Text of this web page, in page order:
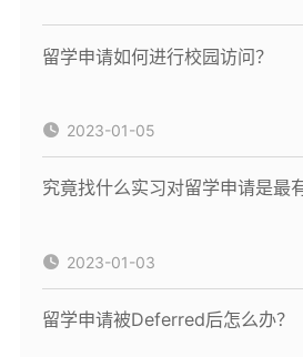
留学申请如何进行校园访问？
2023-01-05
究竟找什么实习对留学申请是最
2023-01-03
留学申请被Deferred后怎么办？